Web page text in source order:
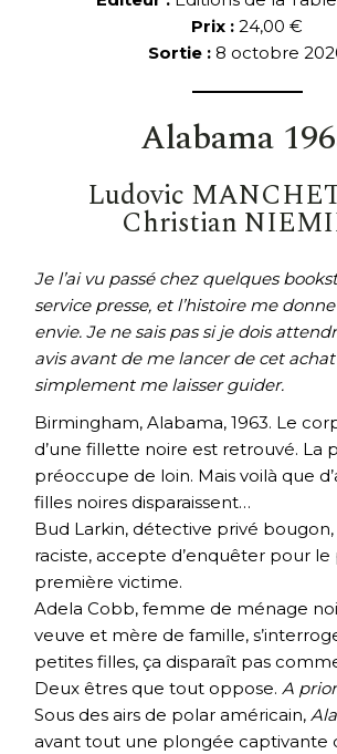
Prix : 24,00 €
Sortie : 8 octobre
Alabama
Ludovic
Christian
Je l’ai vu passé chez quelques
service presse, et l’histoire me
envie. Je ne sais pas si je dois
avis avant de me lancer de cet
simplement me laisser guider.
Birmingham, Alabama, 1963. Le
d’une fillette noire est retrouvé. La
préoccupe de loin. Mais voilà que
filles noires disparaissent…
Bud Larkin, détective privé
raciste, accepte d’enquêter pour le
première victime.
Adela Cobb, femme de ménage
veuve et mère de famille,
petites filles, ça disparaît pas
Deux êtres que tout oppose.A
Sous des airs de polar américain,
avant tout une plongée captivante